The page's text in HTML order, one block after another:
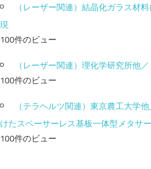
（レーザー関連）結晶化ガラス材
現
100件のビュー
（レーザー関連）理化学研究所他
100件のビュー
（テラヘルツ関連）東京農工大学
けたスペーサーレス基板一体型メタサ
100件のビュー